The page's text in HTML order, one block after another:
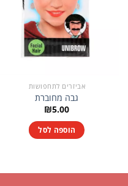
אביזרים לתחפושות
גבה מחוברת
₪5.00
הוספה לסל